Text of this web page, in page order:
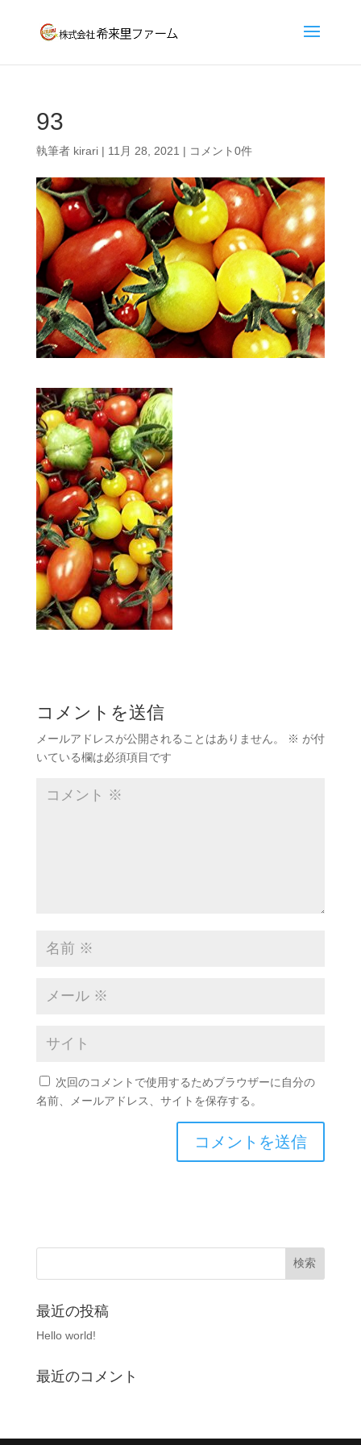
93
執筆者 kirari| 11月 28, 2021 | コメント0件
コメントを送信
メールアドレスが公開されることはありません。 ※ が付
いている欄は必須項目です
次回のコメントで使用するためブラウザーに自分の
名前、メールアドレス、サイトを保存する。
最近の投稿
Hello world!
最近のコメント